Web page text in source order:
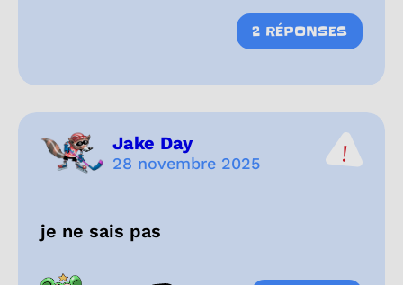
2 RÉPONSES
Jake Day
28 novembre 2025
je ne sais pas